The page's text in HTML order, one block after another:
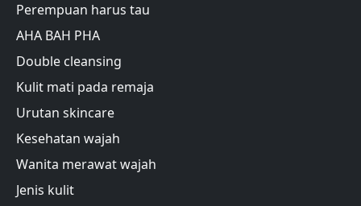
Perempuan harus tau
AHA BAH PHA
Double cleansing
Kulit mati pada remaja
Urutan skincare
Kesehatan wajah
Wanita merawat wajah
Jenis kulit